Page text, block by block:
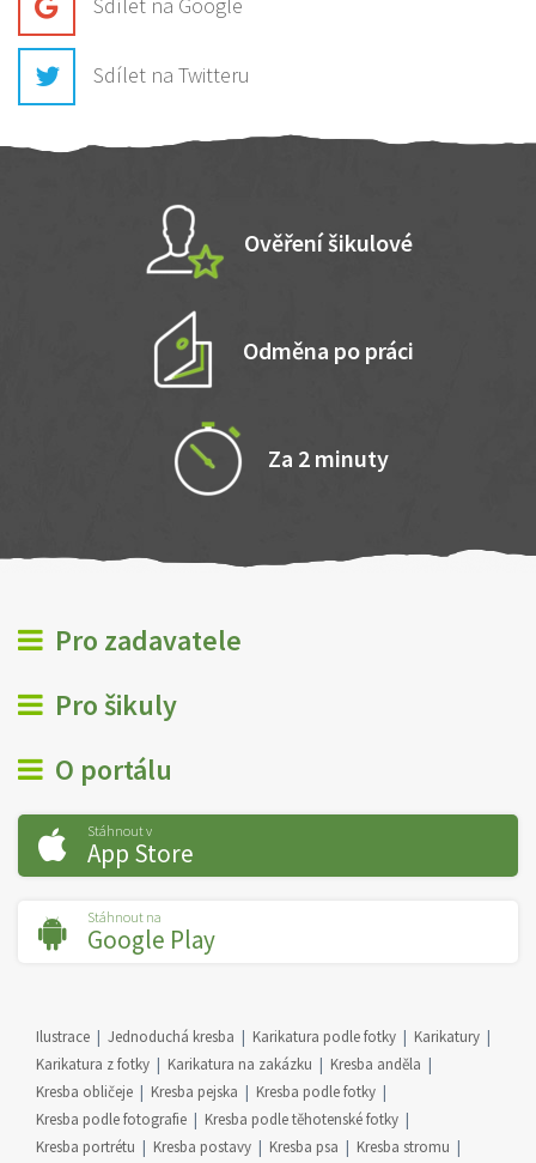
Sdílet na Twitteru
Ověření šikulové
Odměna po práci
Za 2 minuty
Pro zadavatele
Pro šikuly
O portálu
Stáhnout v
App Store
Stáhnout na
Google Play
Ilustrace Jednoduchá kresba Karikatura podle fotky
Karikatury
Karikatura z fotky
Karikatura na zakázku
Kresba anděla
Kresba obličeje
Kresba pejska
Kresba podle fotky
Kresba podle fotografie
Kresba podle těhotenské fotky
Kresba portrétu
Kresba postavy Kresba psa
Kresba stromu